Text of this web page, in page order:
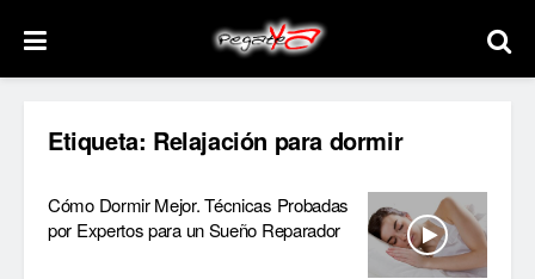
Etiqueta: Relajación para dormir
Cómo Dormir Mejor. Técnicas Probadas
por Expertos para un Sueño Reparador